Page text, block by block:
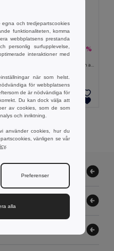
244.69 kr356.79 kr -31%
TH Clothes 30150
V-neck pullover for women in cotton and polyamide
+1 Färger
Lägg till i Varukorgen
och tredjepartscookies
funktionaliteten, komma
webbplatsens prestanda
personlig surfupplevelse,
interaktioner med
när som helst.
för webbplatsens
de är nödvändiga för
Du kan dock välja att
av cookies, som de som
och inriktning.
använder cookies, hur du
vänligen se vår
.
Preferenser
alla